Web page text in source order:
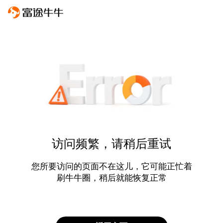
访问频繁，请稍后重试
您所要访问的页面不在这儿，它可能正忙着
刷牛牛圈，稍后就能恢复正常